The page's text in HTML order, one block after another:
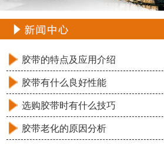
胶带的特点及应用介绍
胶带有什么良好性能
选购胶带时有什么技巧
胶带老化的原因分析